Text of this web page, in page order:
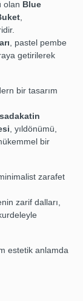
olan Blue
, pastel pembe
getirilerek
bir tasarım
, yıldönümü,
bir
zarafet
zarif dalları,
estetik anlamda